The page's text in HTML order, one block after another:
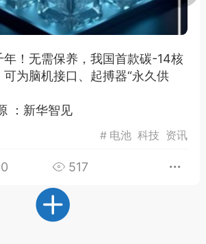
如何购买【理肺清瘟膏】
【养正护络膏】？
小海（HAi） 2
谷气行、营卫通：内经视角
下的脾胃调养要义
年！无需保养，我国首款碳-14核
为脑机接口、起搏器“永久供
：新华智见
# 电池 科技 资讯
0 517